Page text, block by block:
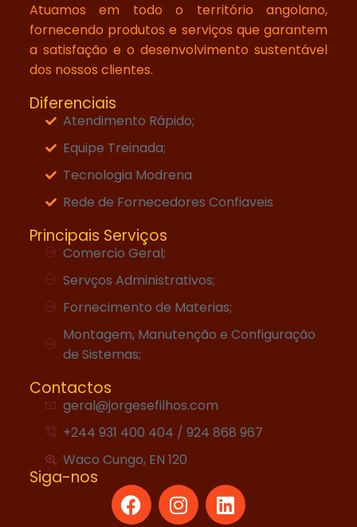
Atuamos em todo o território angolano,
fornecendo produtos e serviços que garantem
a satisfação e o desenvolvimento sustentável
dos nossos clientes.
Diferenciais
Atendimento Rápido;
Equipe Treinada;
Tecnologia Modrena
Rede de Fornecedores Confiaveis
Principais Serviços
Comercio Geral;
Servços Administrativos;
Fornecimento de Materias;
Montagem, Manutenção e Configuração
de Sistemas;
Contactos
geral@jorgesefilhos.com
+244 931 400 404 / 924 868 967
Waco Cungo, EN 120
Siga-nos